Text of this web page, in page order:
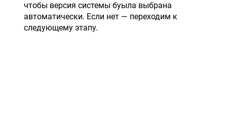
чтобы версия системы буыла выбрана
автоматически. Если нет — переходим к
следующему этапу.